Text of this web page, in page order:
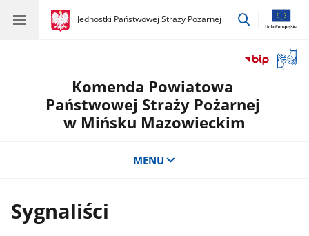
gov.pl
Jednostki Państwowej Straży Pożarnej
gov.pl
Jednostki
przejdź
okno
Komenda Powiatowa
Państwowej Straży Pożarnej
w Mińsku Mazowieckim
MENU
Sygnaliści